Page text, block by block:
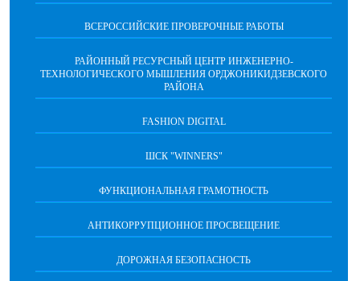
ВСЕРОССИЙСКИЕ ПРОВЕРОЧНЫЕ РАБОТЫ
РАЙОННЫЙ РЕСУРСНЫЙ ЦЕНТР ИНЖЕНЕРНО-
ТЕХНОЛОГИЧЕСКОГО МЫШЛЕНИЯ ОРДЖОНИКИДЗЕВСКОГО
РАЙОНА
FASHION DIGITAL
ШСК "WINNERS"
ФУНКЦИОНАЛЬНАЯ ГРАМОТНОСТЬ
АНТИКОРРУПЦИОННОЕ ПРОСВЕЩЕНИЕ
ДОРОЖНАЯ БЕЗОПАСНОСТЬ